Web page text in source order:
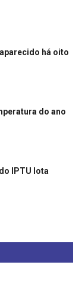
há oito
do ano
IPTU lota